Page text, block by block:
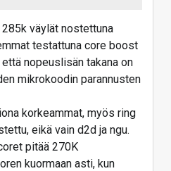
väylät nostettuna
testattuna core boost
nopeuslisän takana on
mikrokoodin parannusten
korkeammat, myös ring
eikä vain d2d ja ngu.
pitää 270K
kuormaan asti, kun